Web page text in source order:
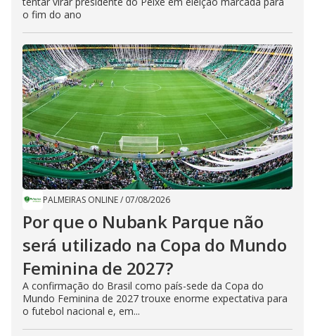
o fim do ano
PALMEIRAS ONLINE/ 07/08/2026
Por que o Nubank Parque não
será utilizado na Copa do Mundo
Feminina de 2027?
A confirmação do Brasil como país-sede da Copa do
Mundo Feminina de 2027 trouxe enorme expectativa para
o futebol nacional e, em...